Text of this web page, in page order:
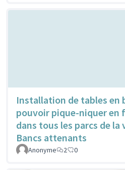
Installation de tables en
pouvoir pique-niquer en
dans tous les parcs de la
Bancs attenants
Anonyme 2 0